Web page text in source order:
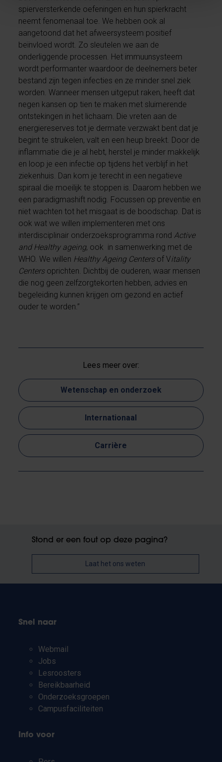
spierversterkende oefeningen en hun spierkracht
neemt fenomenaal toe. We hebben ook al
aangetoond dat het afweersysteem positief
beïnvloed wordt. Zo sleutelen we aan de
onderliggende processen. Het immuunsysteem
wordt performanter waardoor de deelnemers beter
bestand zijn tegen infecties en ze minder snel ziek
worden. Wanneer mensen uitgeput raken, heeft dat
negen kansen op tien te maken met sluimerende
ontstekingen in het lichaam. Die vreten aan de
energiereserves tot je dermate verzwakt bent dat je
begint te struikelen, valt en een heup breekt. Door de
inflammatie die je al hebt, herstel je minder makkelijk
en loop je een infectie op tijdens het verblijf in het
ziekenhuis. Dan kom je terecht in een negatieve
spiraal die moeilijk te stoppen is. Daarom hebben we
een paradigmashift nodig. Focussen op preventie en
niet wachten tot het misgaat is de boodschap. Dat is
ook wat we willen implementeren met ons
interdisciplinair onderzoeksprogramma rond Active
and Healthy ageing, ook ​ in samenwerking met de
WHO. We willen Healthy Ageing Centers of Vitality
Centersoprichten. Dichtbij de ouderen, waar mensen
die nog geen zelfzorgtekorten hebben, advies en
begeleiding kunnen krijgen om gezond en actief
ouder te worden.”
Lees meer over:
Wetenschap en onderzoek
Internationaal
Carrière
Stond er een fout op deze pagina?
Laat het ons weten
Snel naar
Webmail
Jobs
Lesroosters
Bereikbaarheid
Onderzoeksgroepen
Campusfaciliteiten
Info voor